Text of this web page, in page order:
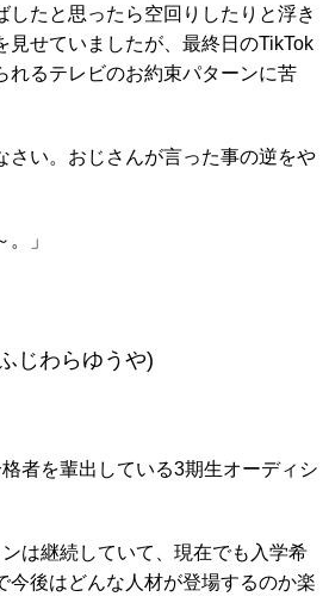
したと思ったら空回りしたりと浮き
見せていましたが、最終日のTikTok
れるテレビのお約束パターンに苦
さい。おじさんが言った事の逆をや
」
じわらゆうや)
者を輩出している3期生オーディシ
は継続していて、現在でも入学希
今後はどんな人材が登場するのか楽